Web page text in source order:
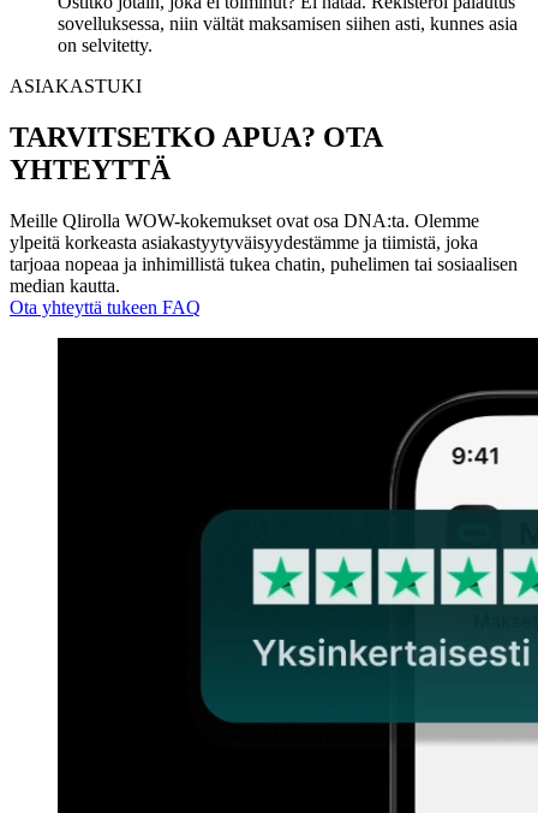
sovelluksessa, niin vältät maksamisen siihen asti, kunnes asia
on selvitetty.
ASIAKASTUKI
TARVITSETKO APUA? OTA
YHTEYTTÄ
Meille Qlirolla WOW-kokemukset ovat osa DNA:ta. Olemme
ylpeitä korkeasta asiakastyytyväisyydestämme ja tiimistä, joka
tarjoaa nopeaa ja inhimillistä tukea chatin, puhelimen tai sosiaalisen
median kautta.
Ota yhteyttä tukeen FAQ